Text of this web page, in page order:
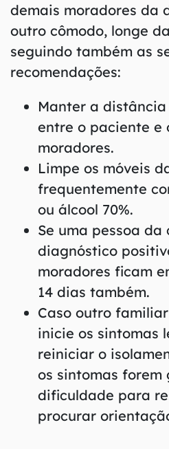
demais moradores da
outro cômodo, longe
seguindo também as
recomendações:
Manter a
entre o paciente e
moradores.
Limpe os móveis
frequentemente
ou álcool 70%.
Se uma pessoa
diagnóstico
moradores ficam
14 dias também.
Caso outro
inicie os sintomas
reiniciar o
os sintomas forem
dificuldade para
procurar